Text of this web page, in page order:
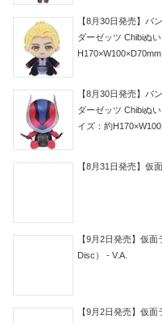
【8月30日発売】バ
ダーゼッツ Chibiぬ
H170×W100×D70mm
【8月30日発売】バ
ダーゼッツ Chibiぬ
イズ：約
【8月31日発売】仮
【9月2日発売】仮
Disc） - V.A.
【9月2日発売】仮